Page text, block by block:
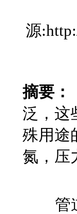
源
摘要：
泛，这
殊用途
氮，压
管道